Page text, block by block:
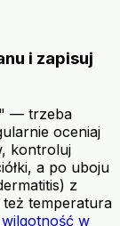
i zapisuj
— trzeba
oceniaj
kontroluj
a po uboju
z
też temperatura
w